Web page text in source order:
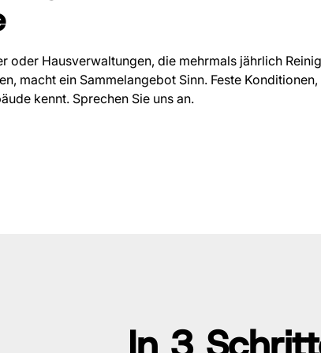
oder Hausverwaltungen, die mehrmals jährlich
macht ein Sammelangebot Sinn. Feste
kennt. Sprechen Sie uns an.